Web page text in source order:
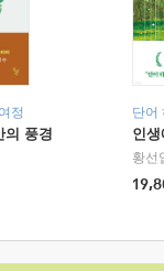
정
의 풍경
단어
인
황선